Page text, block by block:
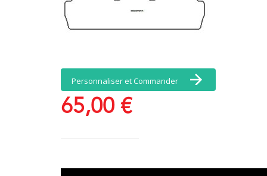
Personnaliser et Commander
65,00 €